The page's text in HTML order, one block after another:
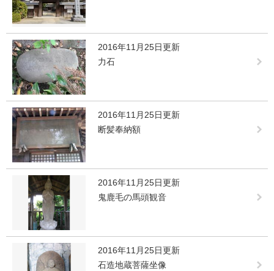
2016年11月25日更新
力石
2016年11月25日更新
断髪奉納額
2016年11月25日更新
鬼鹿毛の馬頭観音
2016年11月25日更新
石造地蔵菩薩坐像